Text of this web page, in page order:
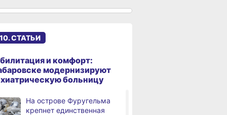
подниматься
Хабаровска обсудили
туристического налога
на благоустройство
За сутки в Хабаровском
человек
СТАТЬИ
и комфорт:
модернизируют
больницу
На острове Фуругельма
крепнет единственная